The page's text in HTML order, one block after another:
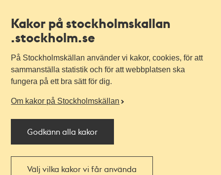
Kakor på stockholmskallan
.stockholm.se
På Stockholmskällan använder vi kakor, cookies, för att
sammanställa statistik och för att webbplatsen ska
fungera på ett bra sätt för dig.
Om kakor på Stockholmskällan
Godkänn alla kakor
Välj vilka kakor vi får använda